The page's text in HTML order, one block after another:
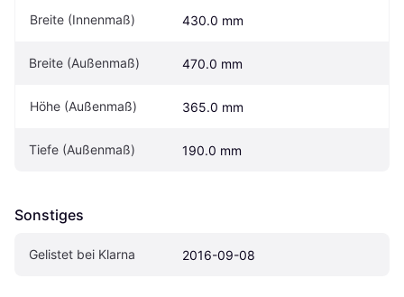
Breite (Innenmaß) 430.0 mm
Breite (Außenmaß) 470.0 mm
Höhe (Außenmaß) 365.0 mm
Tiefe (Außenmaß) 190.0 mm
Sonstiges
Gelistet bei Klarna 2016-09-08